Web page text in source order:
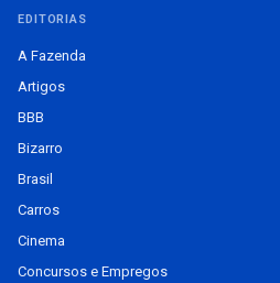
EDITORIAS
A Fazenda
Artigos
BBB
Bizarro
Brasil
Carros
Cinema
Concursos e Empregos